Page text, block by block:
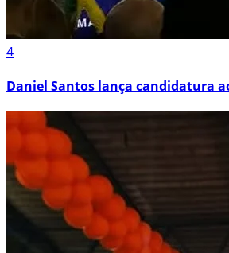
4
Daniel Santos lança candidatura